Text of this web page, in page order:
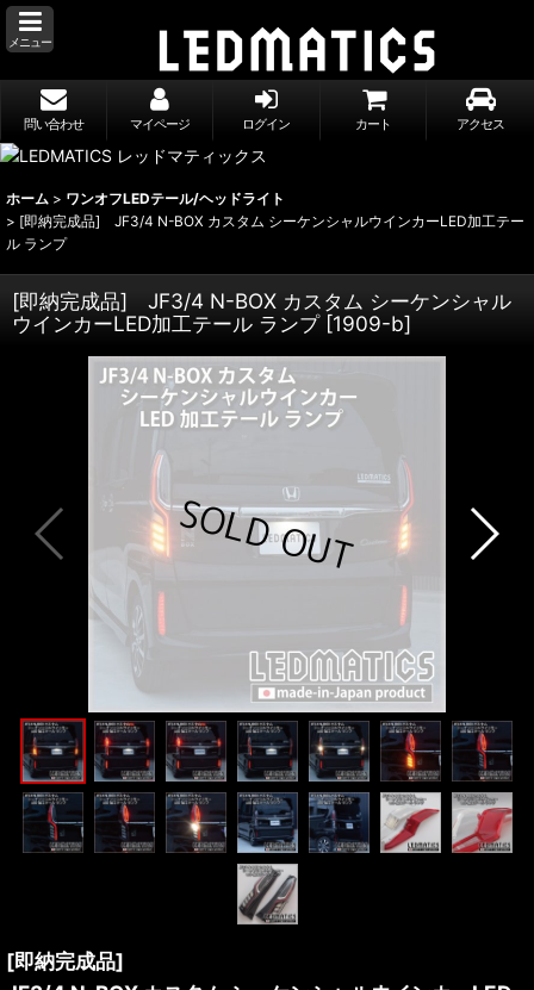
メニュー
問い合わせ マイページ ログイン カート アクセス
ホーム > ワンオフLEDテール/ヘッドライト
> [即納完成品] JF3/4 N-BOX カスタム シーケンシャルウインカーLED加工テー
ル ランプ
[即納完成品] JF3/4 N-BOX カスタム シーケンシャル
ウインカーLED加工テール ランプ [1909-b]
[即納完成品]